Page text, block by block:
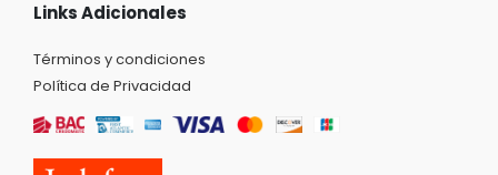
Links Adicionales
Términos y condiciones
Política de Privacidad